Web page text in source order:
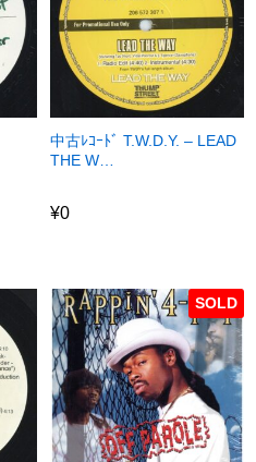
中古ﾚｺｰﾄﾞ T.W.D.Y. – LEAD
THE W…
¥0
SOLD